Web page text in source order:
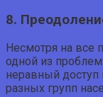
8.
Несмотря на все
одной из
неравный доступ
разных групп